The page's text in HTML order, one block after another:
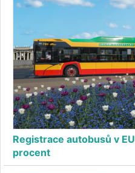
Registrace autobusů v
procent